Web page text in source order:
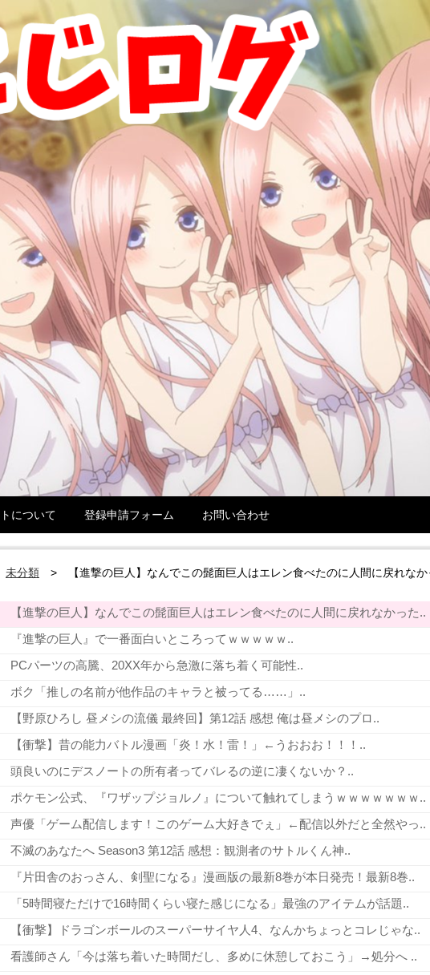
について 登録申請フォーム お問い合わせ
未分類 【進撃の巨人】なんでこの髭面巨人はエレン食べたのに人間に戻れなか
【進撃の巨人】なんでこの髭面巨人はエレン食べたのに人間に戻れなかった..
『進撃の巨人』で一番面白いところってｗｗｗｗｗ..
PCパーツの高騰、20XX年から急激に落ち着く可能性..
ボク「推しの名前が他作品のキャラと被ってる……」..
【野原ひろし 昼メシの流儀 最終回】第12話 感想 俺は昼メシのプロ..
【衝撃】昔の能力バトル漫画「炎！水！雷！」←うおおお！！！..
頭良いのにデスノートの所有者ってバレるの逆に凄くないか？..
ポケモン公式、『ワザップジョルノ』について触れてしまうｗｗｗｗｗｗｗ..
声優「ゲーム配信します！このゲーム大好きでぇ」←配信以外だと全然やっ..
不滅のあなたへ Season3 第12話 感想：観測者のサトルくん神..
『片田舎のおっさん、剣聖になる』漫画版の最新8巻が本日発売！最新8巻..
「5時間寝ただけで16時間くらい寝た感じになる」最強のアイテムが話題..
【衝撃】ドラゴンボールのスーパーサイヤ人4、なんかちょっとコレじゃな..
看護師さん「今は落ち着いた時間だし、多めに休憩しておこう」→処分へ ..